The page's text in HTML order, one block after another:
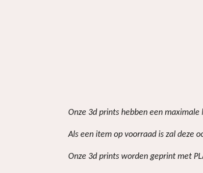
Onze 3d prints hebben een
Als een item op voorraad is zal deze
Onze 3d prints worden geprint met